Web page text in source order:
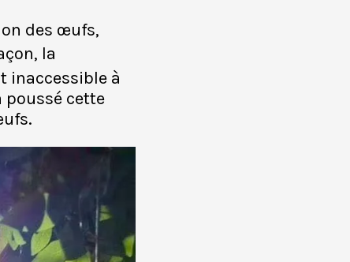
des œufs,
la
inaccessible à
poussé cette